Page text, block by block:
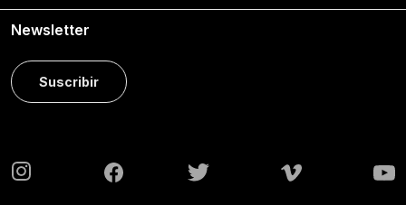
Newsletter
Suscribir